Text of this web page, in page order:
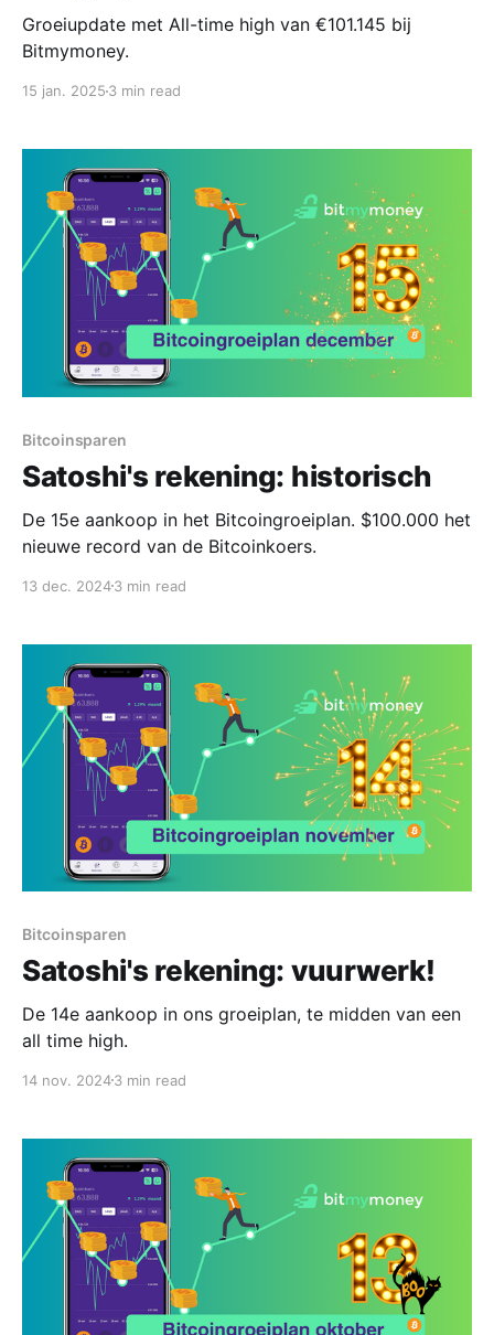
Groeiupdate met All-time high van €101.145 bij
Bitmymoney.
15 jan. 2025 3 min read
Bitcoinsparen
Satoshi's rekening: historisch
De 15e aankoop in het Bitcoingroeiplan. $100.000 het
nieuwe record van de Bitcoinkoers.
13 dec. 20243 min read
Bitcoinsparen
Satoshi's rekening: vuurwerk!
De 14e aankoop in ons groeiplan, te midden van een
all time high.
14 nov. 20243 min read